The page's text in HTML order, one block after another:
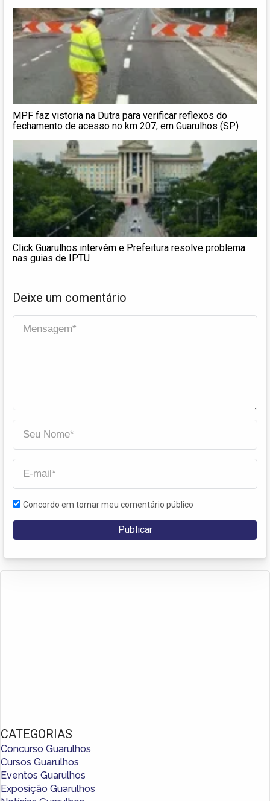
MPF faz vistoria na Dutra para verificar reflexos do
fechamento de acesso no km 207, em Guarulhos (SP)
Click Guarulhos intervém e Prefeitura resolve problema
nas guias de IPTU
Deixe um comentário
Concordo em tornar meu comentário público
CATEGORIAS
Concurso Guarulhos
Cursos Guarulhos
Eventos Guarulhos
Exposição Guarulhos